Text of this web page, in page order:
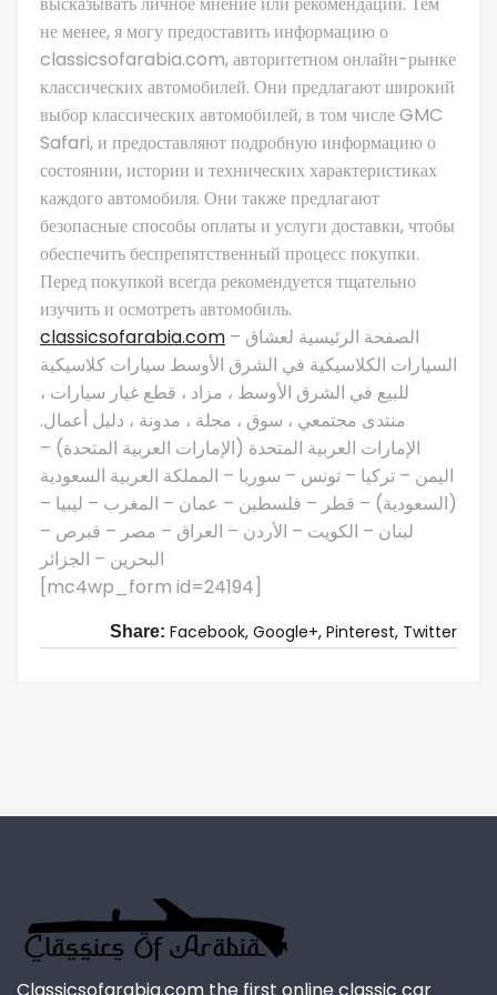
не менее, я могу предоставить информацию о
classicsofarabia.com, авторитетном онлайн-рынке
классических автомобилей. Они предлагают широкий
выбор классических автомобилей, в том числе GMC
Safari, и предоставляют подробную информацию о
состоянии, истории и технических характеристиках
каждого автомобиля. Они также предлагают
безопасные способы оплаты и услуги доставки, чтобы
обеспечить беспрепятственный процесс покупки.
Перед покупкой всегда рекомендуется тщательно
изучить и осмотреть автомобиль.
classicsofarabia.com – الصفحة الرئيسية لعشاق
السيارات الكلاسيكية في الشرق الأوسط سيارات كلاسيكية
للبيع في الشرق الأوسط ، مزاد ، قطع غيار سيارات ،
منتدى مجتمعي ، سوق ، مجلة ، مدونة ، دليل أعمال.
الإمارات العربية المتحدة (الإمارات العربية المتحدة) –
اليمن – تركيا – تونس – سوريا – المملكة العربية السعودية
(السعودية) – قطر – فلسطين – عمان – المغرب – ليبيا –
لبنان – الكويت – الأردن – العراق – مصر – قبرص –
البحرين – الجزائر
[mc4wp_form id=24194]
Share: Facebook, Google+, Pinterest, Twitter